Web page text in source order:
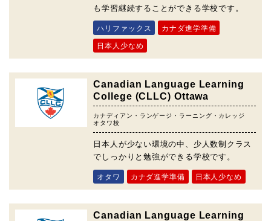
も学習継続することができる学校です。
ハリファックス カナダ進学準備
日本人少なめ
Canadian Language Learning
College (CLLC) Ottawa
カナディアン・ランゲージ・ラーニング・カレッジ
オタワ校
日本人が少ない環境の中、少人数制クラス
でしっかりと勉強ができる学校です。
オタワ カナダ進学準備 日本人少なめ
Canadian Language Learning